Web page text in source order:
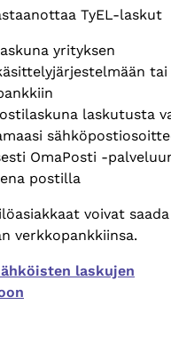
TyEL-laskut
yrityksen
äsittelyjärjestelmään tai
laskutusta
OmaPosti -
postilla
voivat
verkkopankkiinsa.
laskujen